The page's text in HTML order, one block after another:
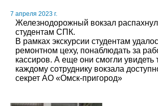
7 апреля 2023 г.
Железнодорожный вокзал
студентам СПК.
В рамках экскурсии студентам
ремонтном цеху, понаблюдать за
кассиров. А еще они смогли увидеть
каждому сотруднику вокзала
секрет АО «Омск-пригород»